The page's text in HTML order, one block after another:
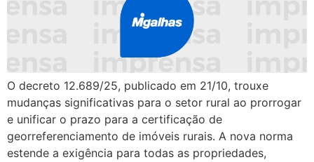
O decreto 12.689/25, publicado em 21/10, trouxe
mudanças significativas para o setor rural ao prorrogar
e unificar o prazo para a certificação de
georreferenciamento de imóveis rurais. A nova norma
estende a exigência para todas as propriedades,